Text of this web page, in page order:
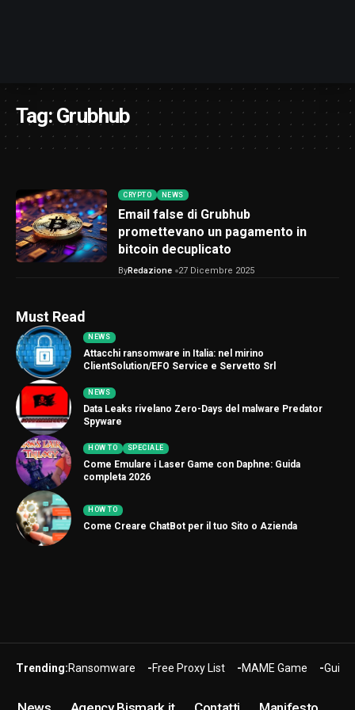
Tag:Grubhub
CRYPTO NEWS
Email false di Grubhub
promettevano un pagamento in
bitcoin decuplicato
ByRedazione 27 Dicembre 2025
Must Read
NEWS
Attacchi ransomware in Italia: nel mirino
ClientSolution/EFO Service e Servetto Srl
NEWS
Data Leaks rivelano Zero-Days del malware Predator
Spyware
HOW TO SPECIALE
Come Emulare i Laser Game con Daphne: Guida
completa 2026
HOW TO
Come Creare ChatBot per il tuo Sito o Azienda
Trending:Ransomware Free Proxy List MAME Game Guide